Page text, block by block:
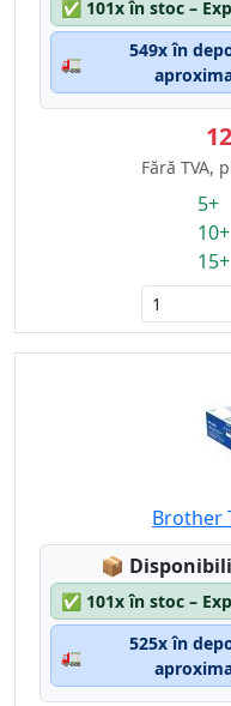
✅ 101x în stoc –
🚛
549x în
Fără TVA,
5+
Brother
📦
✅ 101x în stoc –
🚛
525x în